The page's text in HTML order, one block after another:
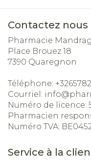
Contactez nous
Pharmacie
Place Brouez 18
7390 Quaregnon
Téléphone:
Courriel: info@
Numéro de licence:
Pharmacien
Numéro TVA:
Service à la